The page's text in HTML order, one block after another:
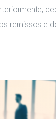
remissos e